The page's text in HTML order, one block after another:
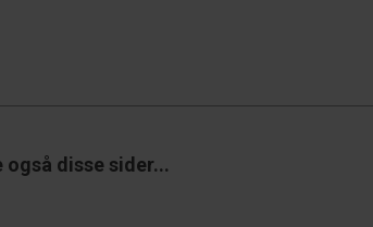
disse sider...